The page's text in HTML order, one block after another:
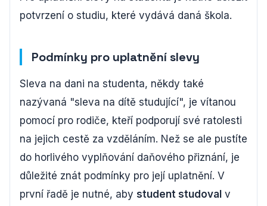
potvrzení o studiu, které vydává daná škola.
Podmínky pro uplatnění slevy
Sleva na dani na studenta, někdy také
nazývaná "sleva na dítě studující", je vítanou
pomocí pro rodiče, kteří podporují své ratolesti
na jejich cestě za vzděláním. Než se ale pustíte
do horlivého vyplňování daňového přiznání, je
důležité znát podmínky pro její uplatnění. V
první řadě je nutné, aby student studoval v